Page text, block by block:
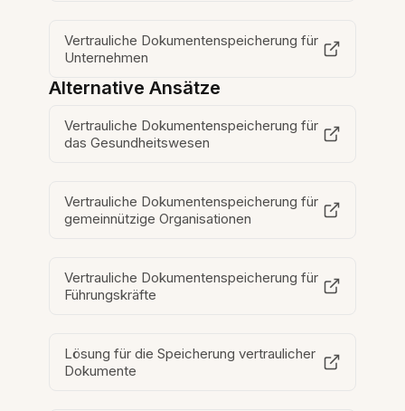
Vertrauliche Dokumentenspeicherung für
Unternehmen
Alternative Ansätze
Vertrauliche Dokumentenspeicherung für
das Gesundheitswesen
Vertrauliche Dokumentenspeicherung für
gemeinnützige Organisationen
Vertrauliche Dokumentenspeicherung für
Führungskräfte
Lösung für die Speicherung vertraulicher
Dokumente